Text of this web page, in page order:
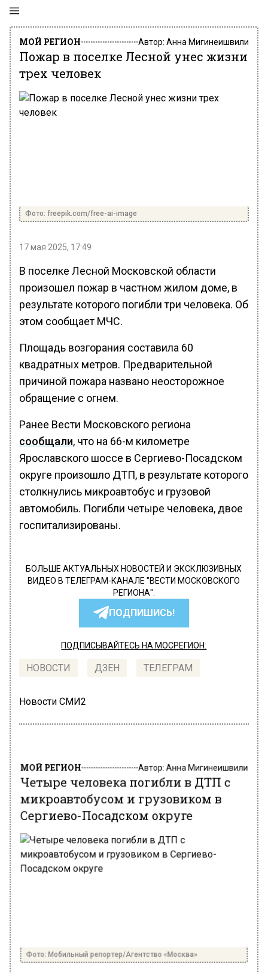
МОЙ РЕГИОН Автор: Анна Мигинеишвили
Пожар в поселке Лесной унес жизни
трех человек
Фото: freepik.com/free-ai-image
17 мая 2025, 17:49
В поселке Лесной Московской области
произошел пожар в частном жилом доме, в
результате которого погибли три человека. Об
этом сообщает МЧС.
Площадь возгорания составила 60
квадратных метров. Предварительной
причиной пожара названо неосторожное
обращение с огнем.
Ранее Вести Московского региона
сообщали, что на 66-м километре
Ярославского шоссе в Сергиево-Посадском
округе произошло ДТП, в результате которого
столкнулись микроавтобус и грузовой
автомобиль. Погибли четыре человека, двое
госпитализированы.
БОЛЬШЕ АКТУАЛЬНЫХ НОВОСТЕЙ И ЭКСКЛЮЗИВНЫХ
ВИДЕО В ТЕЛЕГРАМ-КАНАЛЕ "ВЕСТИ МОСКОВСКОГО
РЕГИОНА".
ПОДПИШИСЬ!
ПОДПИСЫВАЙТЕСЬ НА МОСРЕГИОН:
НОВОСТИ ДЗЕН ТЕЛЕГРАМ
Новости СМИ2
МОЙ РЕГИОН Автор: Анна Мигинеишвили
Четыре человека погибли в ДТП с
микроавтобусом и грузовиком в
Сергиево-Посадском округе
Фото: Мобильный репортер/Агентство «Москва»